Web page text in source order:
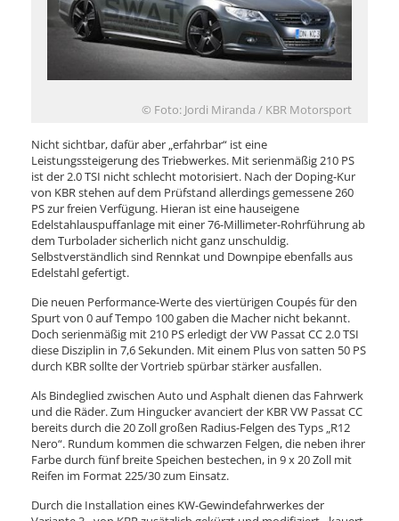
© Foto: Jordi Miranda / KBR Motorsport
Nicht sichtbar, dafür aber „erfahrbar“ ist eine
Leistungssteigerung des Triebwerkes. Mit serienmäßig 210 PS
ist der 2.0 TSI nicht schlecht motorisiert. Nach der Doping-Kur
von KBR stehen auf dem Prüfstand allerdings gemessene 260
PS zur freien Verfügung. Hieran ist eine hauseigene
Edelstahlauspuffanlage mit einer 76-Millimeter-Rohrführung ab
dem Turbolader sicherlich nicht ganz unschuldig.
Selbstverständlich sind Rennkat und Downpipe ebenfalls aus
Edelstahl gefertigt.
Die neuen Performance-Werte des viertürigen Coupés für den
Spurt von 0 auf Tempo 100 gaben die Macher nicht bekannt.
Doch serienmäßig mit 210 PS erledigt der VW Passat CC 2.0 TSI
diese Disziplin in 7,6 Sekunden. Mit einem Plus von satten 50 PS
durch KBR sollte der Vortrieb spürbar stärker ausfallen.
Als Bindeglied zwischen Auto und Asphalt dienen das Fahrwerk
und die Räder. Zum Hingucker avanciert der KBR VW Passat CC
bereits durch die 20 Zoll großen Radius-Felgen des Typs „R12
Nero“. Rundum kommen die schwarzen Felgen, die neben ihrer
Farbe durch fünf breite Speichen bestechen, in 9 x 20 Zoll mit
Reifen im Format 225/30 zum Einsatz.
Durch die Installation eines KW-Gewindefahrwerkes der